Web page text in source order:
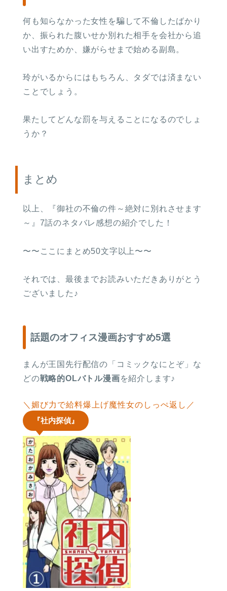
何も知らなかった女性を騙して不倫したばかり
か、振られた腹いせか別れた相手を会社から追
い出すためか、嫌がらせまで始める副島。
玲がいるからにはもちろん、タダでは済まない
ことでしょう。
果たしてどんな罰を与えることになるのでしょ
うか？
まとめ
以上、『御社の不倫の件～絶対に別れさせます
～』7話のネタバレ感想の紹介でした！
〜〜ここにまとめ50文字以上〜〜
それでは、最後までお読みいただきありがとう
ございました♪
話題のオフィス漫画おすすめ5選
まんが王国先行配信の「コミックなにとぞ」な
どの戦略的OLバトル漫画を紹介します♪
＼媚び力で給料爆上げ魔性女のしっぺ返し／
『社内探偵』